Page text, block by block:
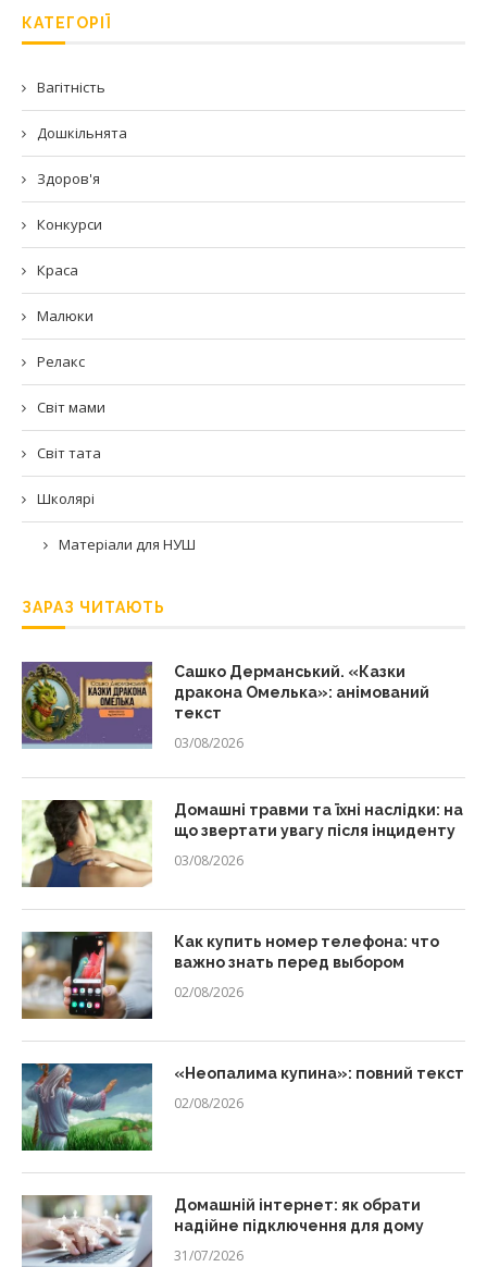
КАТЕГОРІЇ
Вагітність
Дошкільнята
Здоров'я
Конкурси
Краса
Малюки
Релакс
Світ мами
Світ тата
Школярі
Матеріали для НУШ
ЗАРАЗ ЧИТАЮТЬ
Сашко Дерманський. «Казки
дракона Омелька»: анімований
текст
03/08/2026
Домашні травми та їхні наслідки: на
що звертати увагу після інциденту
03/08/2026
Как купить номер телефона: что
важно знать перед выбором
02/08/2026
«Неопалима купина»: повний текст
02/08/2026
Домашній інтернет: як обрати
надійне підключення для дому
31/07/2026